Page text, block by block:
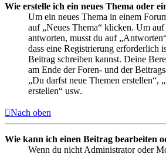
Wie erstelle ich ein neues Thema oder
Um ein neues Thema in einem
auf „Neues Thema“ klicken. Um
antworten, musst du auf
dass eine Registrierung erforderlich
Beitrag schreiben kannst. Deine
am Ende der Foren- und der
„Du darfst neue Themen erstellen“,
erstellen“ usw.
Nach oben
Wie kann ich einen Beitrag bearbeiten
Wenn du nicht Administrator oder